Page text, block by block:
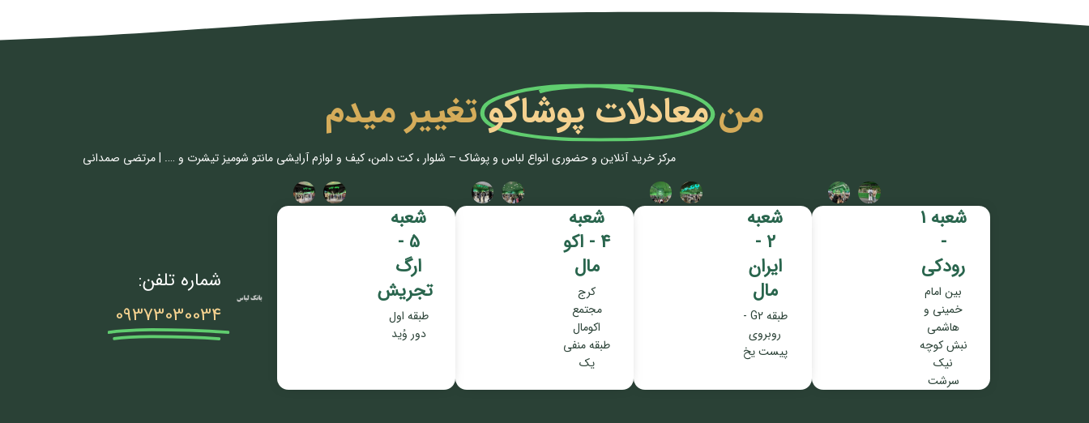
من معادلات پوشاکوتغییر میدم
مرکز خرید آنلاین و حضوری انواع لباس‌ و پوشاک – شلوار ، کت دامن، کیف و لوازم آرایشی مانتو شومیز تیشرت و …. | مرتضی صمدانی
شعبه 1
-
رودکی
بین امام
خمینی و
هاشمی
نبش کوچه
نیک
سرشت
شعبه
2 -
ایران
مال
طبقه G2 -
روبروی
پیست یخ
شعبه
4 - اکو
مال
کرج
مجتمع
اکومال
طبقه منفی
یک
شعبه
5 -
ارگ
تجریش
طبقه اول
دور وُید
شماره تلفن:
09373030034